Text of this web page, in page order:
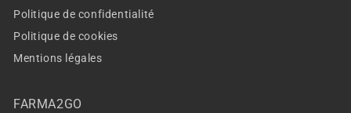
Politique de confidentialité
Politique de cookies
Mentions légales
FARMA2GO